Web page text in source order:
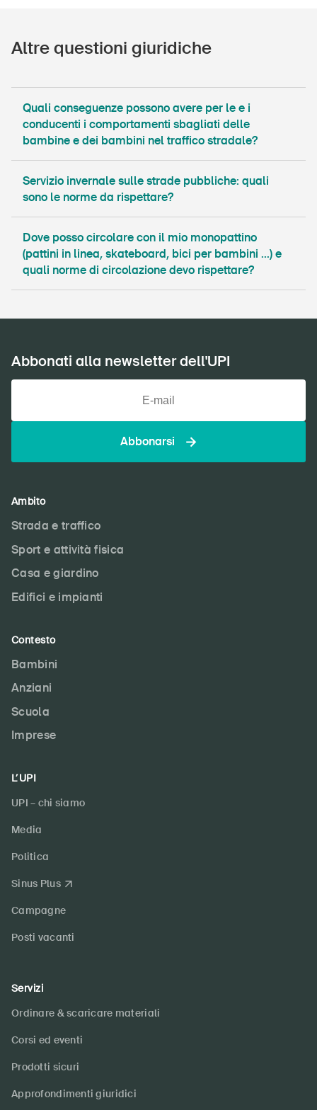
Abbonati alla newsletter
Altre questioni giuridiche
Quali conseguenze possono avere per le e i
conducenti i comportamenti sbagliati delle
bambine e dei bambini nel traffico stradale?
Servizio invernale sulle strade pubbliche: quali
sono le norme da rispettare?
Dove posso circolare con il mio monopattino
(pattini in linea, skateboard, bici per bambini ...) e
quali norme di circolazione devo rispettare?
Abbonati alla newsletter dell'UPI
Abbonarsi
Ambito
Strada e traffico
Sport e attività fisica
Casa e giardino
Edifici e impianti
Contesto
Bambini
Anziani
Scuola
Imprese
L’UPI
UPI – chi siamo
Media
Politica
Sinus Plus
Campagne
Posti vacanti
Servizi
Ordinare & scaricare materiali
Corsi ed eventi
Prodotti sicuri
Approfondimenti giuridici